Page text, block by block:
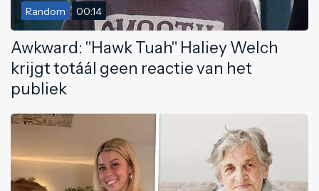
Random 00:14
Awkward: "Hawk Tuah" Haliey Welch
krijgt totáál geen reactie van het
publiek